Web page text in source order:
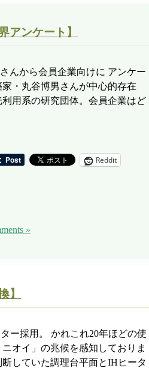
アンケート】
んから会員企業向けに アンケー
・丸谷博男さんが中心的存在
用系の研究団体。会員企業はど
Reddit
»
】
ー採用。 かれこれ20年ほどの使
オイ」の兆候を感知しておりま
していた調理台平面とIHヒータ